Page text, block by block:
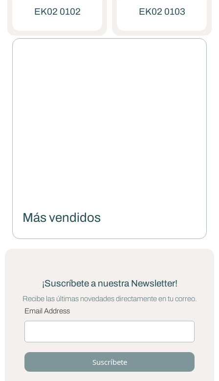
EK02 0102 EK02 0103
Más vendidos
¡Suscríbete a nuestra Newsletter!
Recibe las últimas novedades directamente en tu correo.
Email Address